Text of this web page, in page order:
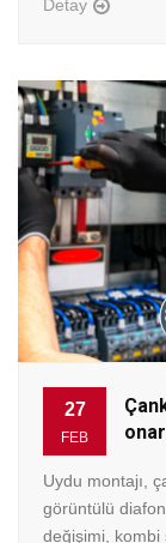
Detay
27
FEB
Uydu montajı,
görüntülü
değişimi, kombi